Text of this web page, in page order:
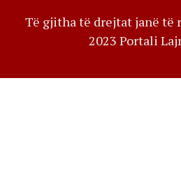
Të gjitha të drejtat janë të
2023 Portali